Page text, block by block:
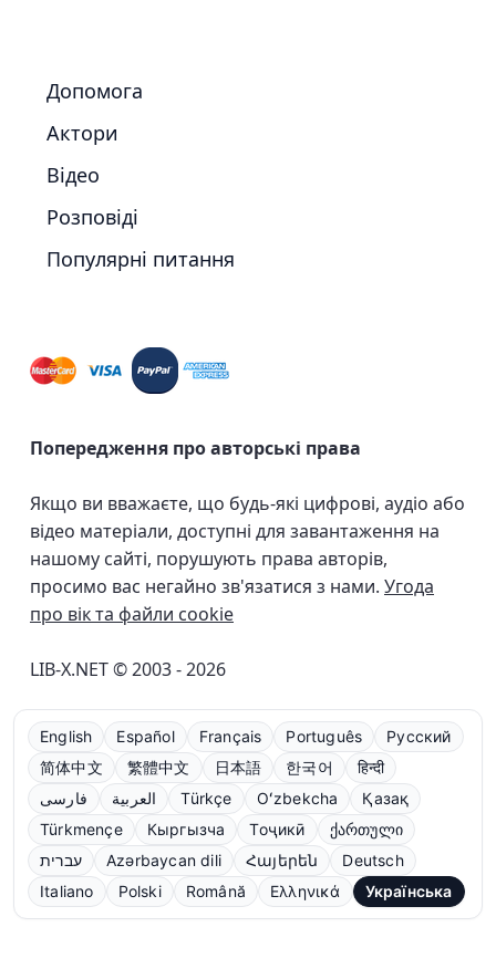
Допомога
Актори
Відео
Розповіді
Популярні питання
Попередження про авторські права
Якщо ви вважаєте, що будь-які цифрові, аудіо або
відео матеріали, доступні для завантаження на
нашому сайті, порушують права авторів,
просимо вас негайно зв'язатися з нами. Угода
про вік та файли cookie
LIB-X.NET © 2003 - 2026
English Español Français Português
Русский
简体中文
繁體中文 日本語 한국어
हिन्दी
فارسی
العربية Türkçe Oʻzbekcha
Қазақ
Türkmençe
Кыргызча Тоҷикӣ
ქართული
עברית
Azərbaycan dili Հայերեն
Deutsch
Italiano
Polski Română Ελληνικά Українська